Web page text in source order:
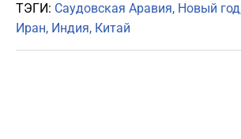
ТЭГИ: Саудовская Аравия Новый год
Иран Индия Китай